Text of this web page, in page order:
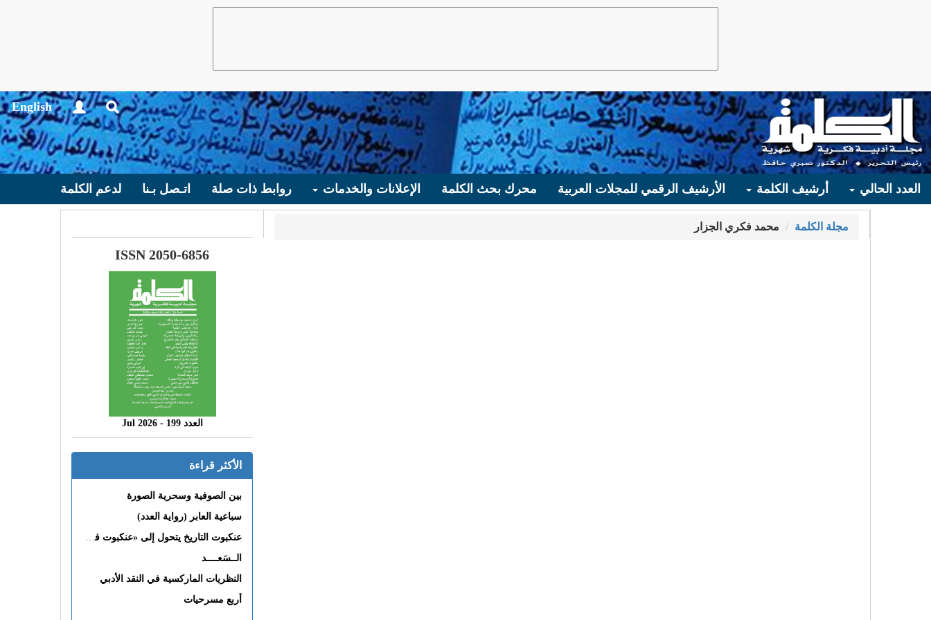
English
العدد الحالي أرشيف الكلمة الأرشيف الرقمي للمجلات العربية محرك بحث الكلمة الإعلانات والخدمات روابط ذات صلة اتـصل بـنا لدعم الكلمة
مجلة الكلمة محمد فكري الجزار
ISSN 2050-6856
العدد 199 - 2026 Jul
الأكثر قراءة
بين الصوفية وسحرية الصورة
سباعية العابر (رواية العدد)
عنكبوت التاريخ يتحول إلى «عنكبوت فى القلب»
الــسَعــــد
النظريات الماركسية في النقد الأدبي
أربع مسرحيات